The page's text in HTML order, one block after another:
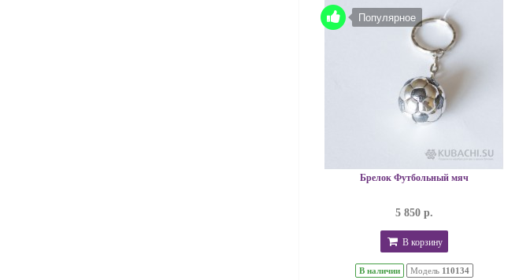
Популярное
Брелок Футбольный мяч
5 850 р.
В корзину
В наличии Модель 110134